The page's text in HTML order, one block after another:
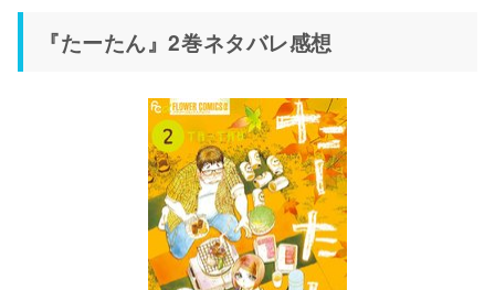
『たーたん』2巻ネタバレ感想